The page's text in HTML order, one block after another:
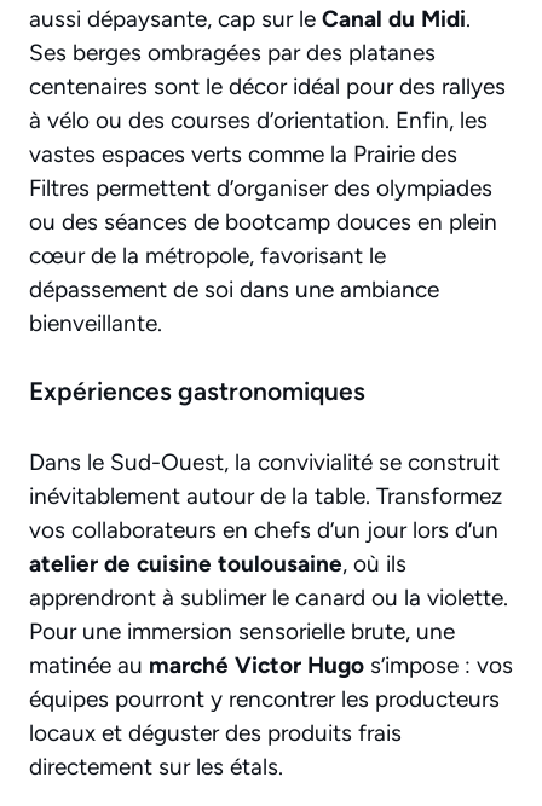
aussi dépaysante, cap sur le Canal du Midi.
Ses berges ombragées par des platanes
centenaires sont le décor idéal pour des rallyes
à vélo ou des courses d’orientation. Enfin, les
vastes espaces verts comme la Prairie des
Filtres permettent d’organiser des olympiades
ou des séances de bootcamp douces en plein
cœur de la métropole, favorisant le
dépassement de soi dans une ambiance
bienveillante.
Expériences gastronomiques
Dans le Sud-Ouest, la convivialité se construit
inévitablement autour de la table. Transformez
vos collaborateurs en chefs d’un jour lors d’un
atelier de cuisine toulousaine, où ils
apprendront à sublimer le canard ou la violette.
Pour une immersion sensorielle brute, une
matinée au marché Victor Hugo s’impose : vos
équipes pourront y rencontrer les producteurs
locaux et déguster des produits frais
directement sur les étals.